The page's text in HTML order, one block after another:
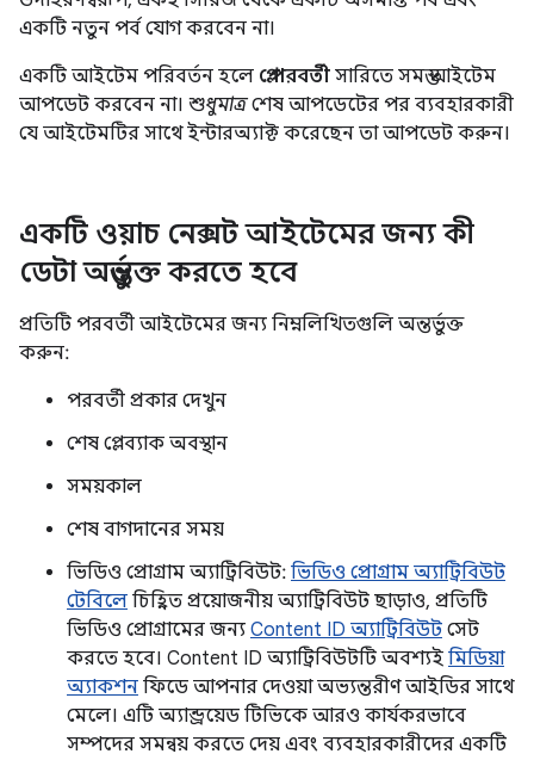
একটি নতুন পর্ব যোগ করবেন না।
একটি আইটেম পরিবর্তন হলে প্লে পরবর্তী সারিতে সমস্ত আইটেম
আপডেট করবেন না। শুধুমাত্রশেষ আপডেটের পর ব্যবহারকারী
যে আইটেমটির সাথে ইন্টারঅ্যাক্ট করেছেন তা আপডেট করুন।
একটি ওয়াচ নেক্সট আইটেমের জন্য কী
ডেটা অন্তর্ভুক্ত করতে হবে
প্রতিটি পরবর্তী আইটেমের জন্য নিম্নলিখিতগুলি অন্তর্ভুক্ত
করুন:
পরবর্তী প্রকার দেখুন
শেষ প্লেব্যাক অবস্থান
সময়কাল
শেষ বাগদানের সময়
ভিডিও প্রোগ্রাম অ্যাট্রিবিউট: ভিডিও প্রোগ্রাম অ্যাট্রিবিউট
টেবিলে চিহ্নিত প্রয়োজনীয় অ্যাট্রিবিউট ছাড়াও, প্রতিটি
ভিডিও প্রোগ্রামের জন্য Content ID অ্যাট্রিবিউট সেট
করতে হবে। Content ID অ্যাট্রিবিউটটি অবশ্যই মিডিয়া
অ্যাকশন ফিডে আপনার দেওয়া অভ্যন্তরীণ আইডির সাথে
মেলে। এটি অ্যান্ড্রয়েড টিভিকে আরও কার্যকরভাবে
সম্পদের সমন্বয় করতে দেয় এবং ব্যবহারকারীদের একটি